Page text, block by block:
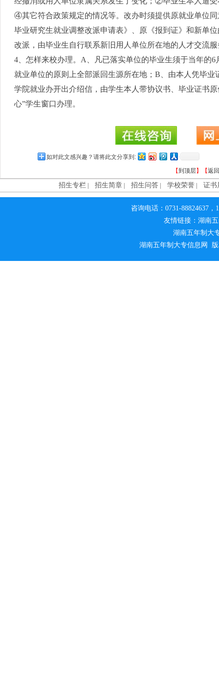
④其它符合政策规定的情况等。改办时须提供原就业单位
毕业研究生就业调整改派申请表》、原《报到证》和新单
改派，由毕业生自行联系新旧用人单位所在地的人才交流
4、怎样来校办理。A、凡已落实单位的毕业生须于当年的
就业单位的原则上全部派回生源所在地；B、由本人凭毕
学院就业办开出介绍信，由学生本人带协议书、毕业证书
心”学生窗口办理。
如对此文感兴趣？请将此文分享到:
【到顶层】【返
招生专栏 招生简章 招生问答 学校荣誉 证书
咨询电话：0731-88824637
友情链接：湖南
湖南五年制大
湖南五年制大专信息网 版